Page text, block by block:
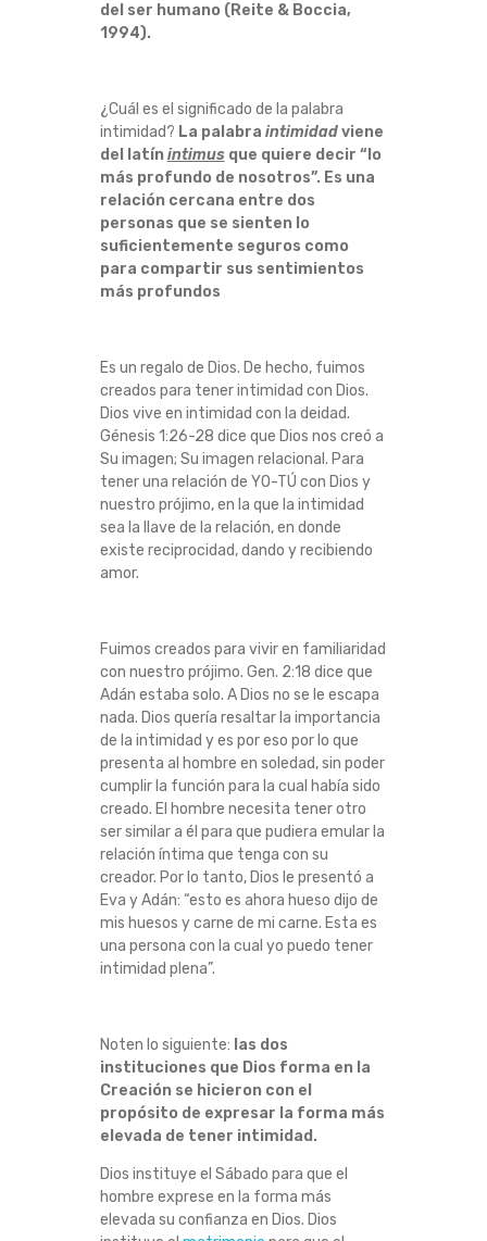
del ser humano (Reite & Boccia,
1994).
¿Cuál es el significado de la palabra
intimidad? La palabra intimidadviene
del latín intimusque quiere decir “lo
más profundo de nosotros”. Es una
relación cercana entre dos
personas que se sienten lo
suficientemente seguros como
para compartir sus sentimientos
más profundos
Es un regalo de Dios. De hecho, fuimos
creados para tener intimidad con Dios.
Dios vive en intimidad con la deidad.
Génesis 1:26-28 dice que Dios nos creó a
Su imagen; Su imagen relacional. Para
tener una relación de YO-TÚ con Dios y
nuestro prójimo, en la que la intimidad
sea la llave de la relación, en donde
existe reciprocidad, dando y recibiendo
amor.
Fuimos creados para vivir en familiaridad
con nuestro prójimo. Gen. 2:18 dice que
Adán estaba solo. A Dios no se le escapa
nada. Dios quería resaltar la importancia
de la intimidad y es por eso por lo que
presenta al hombre en soledad, sin poder
cumplir la función para la cual había sido
creado. El hombre necesita tener otro
ser similar a él para que pudiera emular la
relación íntima que tenga con su
creador. Por lo tanto, Dios le presentó a
Eva y Adán: “esto es ahora hueso dijo de
mis huesos y carne de mi carne. Esta es
una persona con la cual yo puedo tener
intimidad plena”.
Noten lo siguiente: las dos
instituciones que Dios forma en la
Creación se hicieron con el
propósito de expresar la forma más
elevada de tener intimidad.
Dios instituye el Sábado para que el
hombre exprese en la forma más
elevada su confianza en Dios. Dios